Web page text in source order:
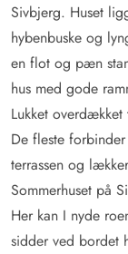
Sivbjerg. Huset
hybenbuske og
en flot og pæn
hus med gode
Lukket overdækket
De fleste
terrassen og
Sommerhuset på
Her kan I nyde
sidder ved bordet